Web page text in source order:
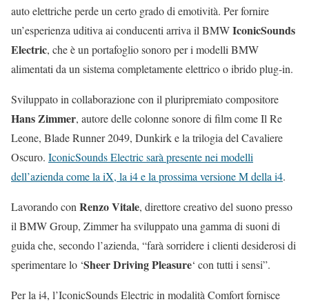
auto elettriche perde un certo grado di emotività. Per fornire
un’esperienza uditiva ai conducenti arriva il BMWIconicSounds
Electric, che è un portafoglio sonoro per i modelli BMW
alimentati da un sistema completamente elettrico o ibrido plug-in.
Sviluppato in collaborazione con il pluripremiato compositore
Hans Zimmer, autore delle colonne sonore di film come Il Re
Leone, Blade Runner 2049, Dunkirk e la trilogia del Cavaliere
Oscuro. IconicSounds Electric sarà presente nei modelli
dell’azienda come la iX, la i4 e la prossima versione M della i4.
Lavorando con Renzo Vitale, direttore creativo del suono presso
il BMW Group, Zimmer ha sviluppato una gamma di suoni di
guida che, secondo l’azienda, “farà sorridere i clienti desiderosi di
sperimentare lo ‘Sheer Driving Pleasure‘ con tutti i sensi”.
Per la i4, l’IconicSounds Electric in modalità Comfort fornisce